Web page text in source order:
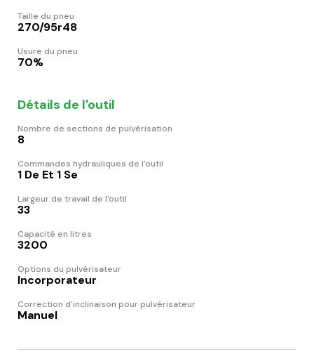
Taille du pneu
270/95r48
Usure du pneu
70%
Détails de l'outil
Nombre de sections de pulvérisation
8
Commandes hydrauliques de l'outil
1 De Et 1 Se
Largeur de travail de l'outil
33
Capacité en litres
3200
Options du pulvérisateur
Incorporateur
Correction d'inclinaison pour pulvérisateur
Manuel